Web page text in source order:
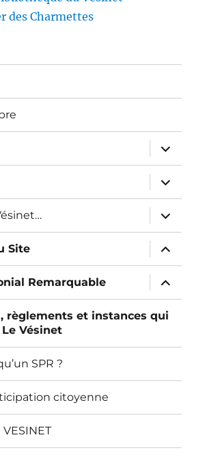
des Charmettes
ouvrir
le
sous-
menu
ouvrir
le
sous-
menu
ouvrir
le
sous-
menu
Site
ouvrir
le
sous-
menu
Remarquable
ouvrir
le
sous-
menu
règlements et instances qui
Vésinet
SPR ?
citoyenne
VESINET